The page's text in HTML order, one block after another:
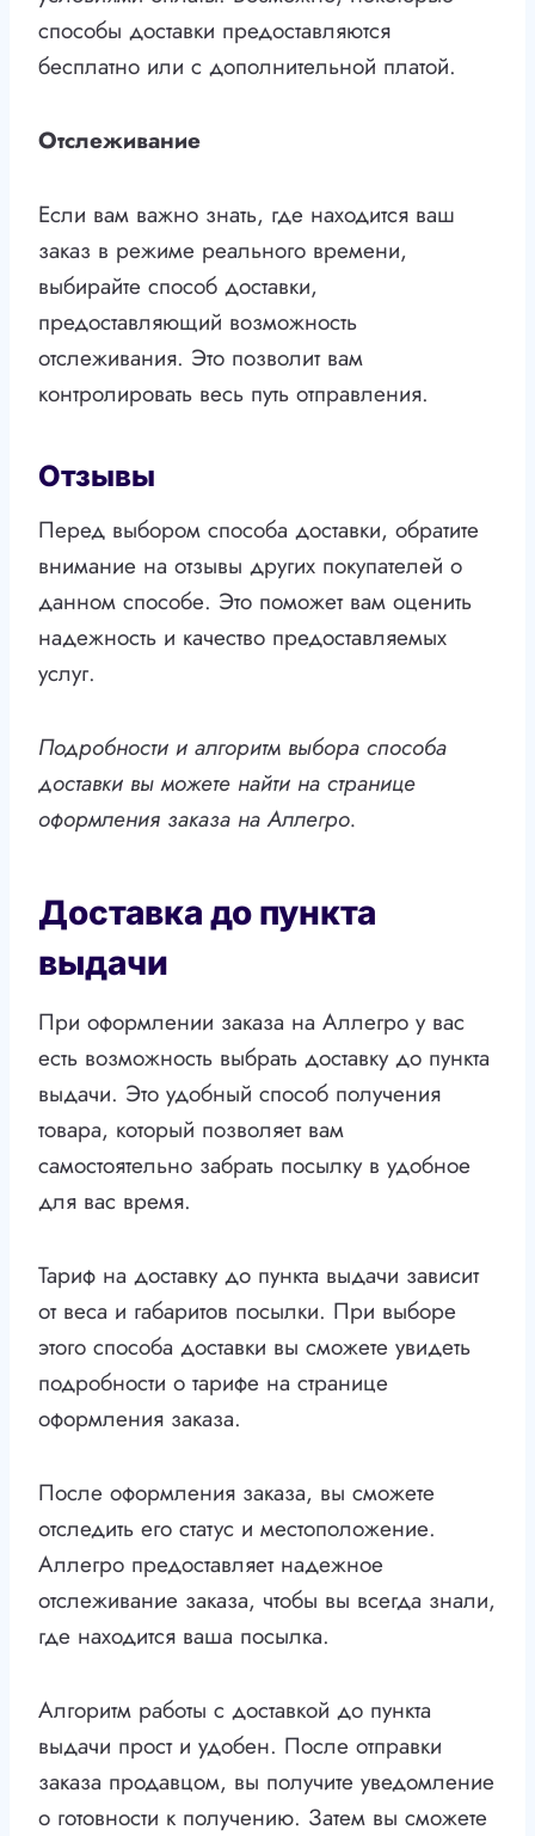
способы доставки предоставляются
бесплатно или с дополнительной платой.
Отслеживание
Если вам важно знать, где находится ваш
заказ в режиме реального времени,
выбирайте способ доставки,
предоставляющий возможность
отслеживания. Это позволит вам
контролировать весь путь отправления.
Отзывы
Перед выбором способа доставки, обратите
внимание на отзывы других покупателей о
данном способе. Это поможет вам оценить
надежность и качество предоставляемых
услуг.
Подробности и алгоритм выбора способа
доставки вы можете найти на странице
оформления заказа на Аллегро.
Доставка до пункта
выдачи
При оформлении заказа на Аллегро у вас
есть возможность выбрать доставку до пункта
выдачи. Это удобный способ получения
товара, который позволяет вам
самостоятельно забрать посылку в удобное
для вас время.
Тариф на доставку до пункта выдачи зависит
от веса и габаритов посылки. При выборе
этого способа доставки вы сможете увидеть
подробности о тарифе на странице
оформления заказа.
После оформления заказа, вы сможете
отследить его статус и местоположение.
Аллегро предоставляет надежное
отслеживание заказа, чтобы вы всегда знали,
где находится ваша посылка.
Алгоритм работы с доставкой до пункта
выдачи прост и удобен. После отправки
заказа продавцом, вы получите уведомление
о готовности к получению. Затем вы сможете